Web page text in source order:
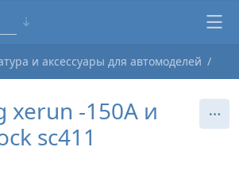
и аксессуары для автомоделей
xerun -150A и
sc411